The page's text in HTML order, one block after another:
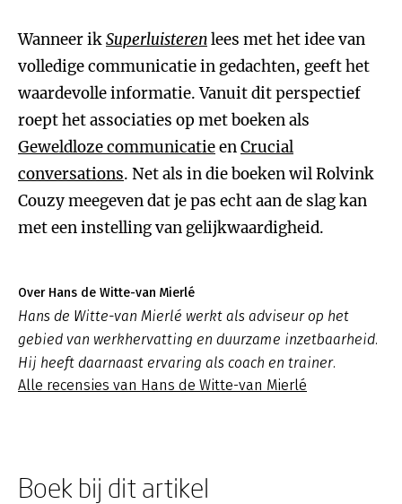
Wanneer ikSuperluisterenlees met het idee van
volledige communicatie in gedachten, geeft het
waardevolle informatie. Vanuit dit perspectief
roept het associaties op met boeken als
Geweldloze communicatieenCrucial
conversations. Net als in die boeken wil Rolvink
Couzy meegeven dat je pas echt aan de slag kan
met een instelling van gelijkwaardigheid.
Over Hans de Witte-van Mierlé
Hans de Witte-van Mierlé werkt als adviseur op het
gebied van werkhervatting en duurzame inzetbaarheid.
Hij heeft daarnaast ervaring als coach en trainer.
Alle recensies van Hans de Witte-van Mierlé
Boek bij dit artikel